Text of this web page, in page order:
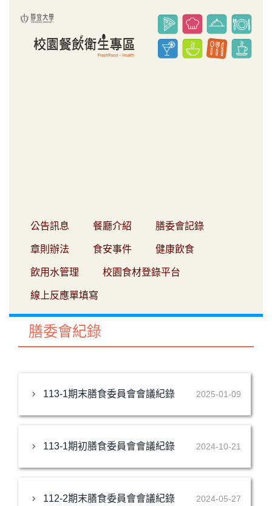
公告訊息 餐廳介紹 膳委會記錄
章則辦法 食安事件 健康飲食
飲用水管理 校園食材登錄平台
線上反應單填寫
膳委會紀錄
113-1期末膳食委員會會議紀錄 2025-01-09
113-1期初膳食委員會會議紀錄 2024-10-21
112-2期末膳食委員會會議紀錄 2024-05-27